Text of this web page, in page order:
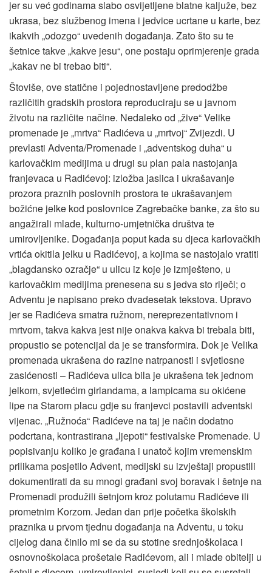
jer su već godinama slabo osvijetljene blatne kaljuže, bez
ukrasa, bez službenog imena i jedvice ucrtane u karte, bez
ikakvih „odozgo“ uvedenih događanja. Zato što su te
šetnice takve „kakve jesu“, one postaju oprimjerenje grada
„kakav ne bi trebao biti“.
Štoviše, ove statične i pojednostavljene predodžbe
različitih gradskih prostora reproduciraju se u javnom
životu na različite načine. Nedaleko od „žive“ Velike
promenade je „mrtva“ Radićeva u „mrtvoj“ Zvijezdi. U
prevlasti Adventa/Promenade i „adventskog duha“ u
karlovačkim medijima u drugi su plan pala nastojanja
franjevaca u Radićevoj: izložba jaslica i ukrašavanje
prozora praznih poslovnih prostora te ukrašavanjem
božićne jelke kod poslovnice Zagrebačke banke, za što su
angažirali mlade, kulturno-umjetnička društva te
umirovljenike. Događanja poput kada su djeca karlovačkih
vrtića okitila jelku u Radićevoj, a kojima se nastojalo vratiti
„blagdansko ozračje“ u ulicu iz koje je izmješteno, u
karlovačkim medijima prenesena su s jedva sto riječi; o
Adventu je napisano preko dvadesetak tekstova. Upravo
jer se Radićeva smatra ružnom, nereprezentativnom i
mrtvom, takva kakva jest nije onakva kakva bi trebala biti,
propustio se potencijal da je se transformira. Dok je Velika
promenada ukrašena do razine natrpanosti i svjetlosne
zasićenosti – Radićeva ulica bila je ukrašena tek jednom
jelkom, svjetlećim girlandama, a lampicama su okićene
lipe na Starom placu gdje su franjevci postavili adventski
vijenac. „Ružnoća“ Radićeve na taj je način dodatno
podcrtana, kontrastirana „ljepoti“ festivalske Promenade. U
popisivanju koliko je građana i unatoč kojim vremenskim
prilikama posjetilo Advent, medijski su izvještaji propustili
dokumentirati da su mnogi građani svoj boravak i šetnje na
Promenadi produžili šetnjom kroz polutamu Radićeve ili
prometnim Korzom. Jedan dan prije početka školskih
praznika u prvom tjednu događanja na Adventu, u toku
cijelog dana činilo mi se da su stotine srednjoškolaca i
osnovnoškolaca prošetale Radićevom, ali i mlade obitelji u